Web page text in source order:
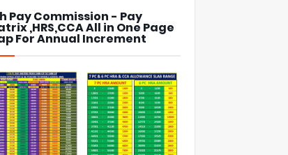
Pay Commission - Pay
,HRS,CCA All in One Page
For Annual Increment